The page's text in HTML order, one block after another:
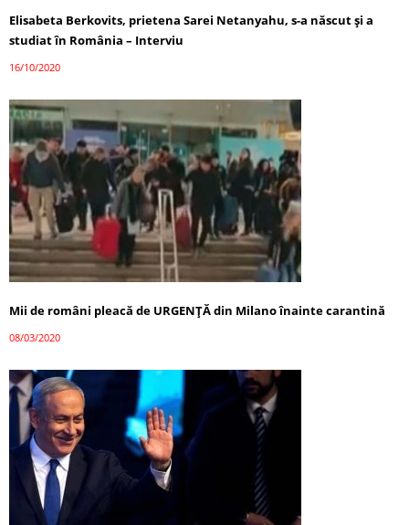
Elisabeta Berkovits, prietena Sarei Netanyahu, s-a născut și a
studiat în România – Interviu
16/10/2020
Mii de români pleacă de URGENȚĂ din Milano înainte carantină
08/03/2020